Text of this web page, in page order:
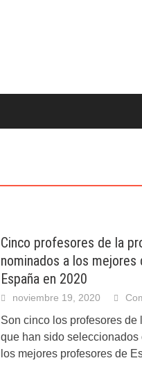
Cinco profesores de la
nominados a los
España en 2020
noviembre 19, 2020
Son cinco los profesores de
que han sido seleccionados
los mejores profesores de